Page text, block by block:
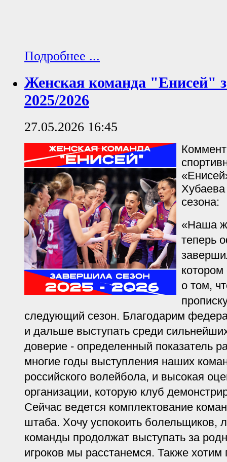
Подробнее ...
Женская команда "Енисей"
2025/2026
27.05.2026 16:45
сезона:
«Наша
теперь
о том,
следующий сезон. Благодарим
и дальше выступать среди
доверие - определенный показатель
многие годы выступления наших
российского волейбола, и высокая
организации, которую клуб
Сейчас ведется комплектование
штаба. Хочу успокоить болельщиков,
команды продолжат выступать за
игроков мы расстанемся. Также хотим